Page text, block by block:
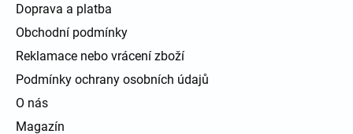
Doprava a platba
Obchodní podmínky
Reklamace nebo vrácení zboží
Podmínky ochrany osobních údajů
O nás
Magazín